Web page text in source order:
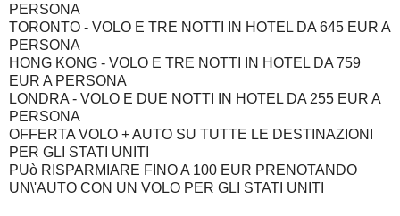
PERSONA
TORONTO - VOLO E TRE NOTTI IN HOTEL DA 645 EUR A
PERSONA
HONG KONG - VOLO E TRE NOTTI IN HOTEL DA 759
EUR A PERSONA
LONDRA - VOLO E DUE NOTTI IN HOTEL DA 255 EUR A
PERSONA
OFFERTA VOLO + AUTO SU TUTTE LE DESTINAZIONI
PER GLI STATI UNITI
PUò RISPARMIARE FINO A 100 EUR PRENOTANDO
UN\'AUTO CON UN VOLO PER GLI STATI UNITI